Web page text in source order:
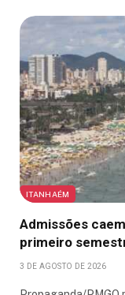
ITANHAÉM
Admissões
primeiro
3 DE AGOSTO DE 2026